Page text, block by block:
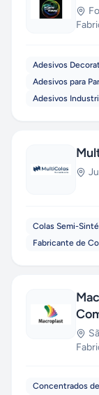
Adesivos
Adesivos para
Adesivos
Colas Semi-
Fabricante de
Concentrados